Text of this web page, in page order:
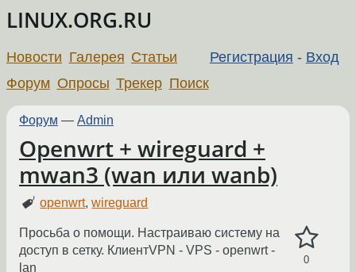
LINUX.ORG.RU
Регистрация - Вход
Новости Галерея Статьи
Форум Опросы Трекер Поиск
Форум — Admin
Openwrt + wireguard +
mwan3 (wan или wanb)
openwrt,wireguard
0
Просьба о помощи. Настраиваю систему на
доступ в сетку. КлиентVPN - VPS - openwrt -
lan